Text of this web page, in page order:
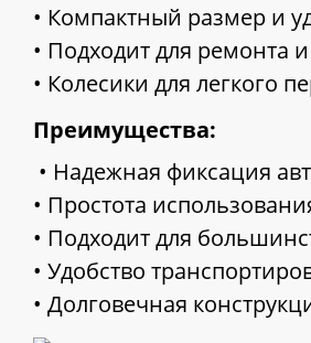
• Компактный размер и
• Подходит для ремонта
• Колесики для легкого
Преимущества:
• Надежная фиксация
• Простота
• Подходит для
• Удобство
• Долговечная